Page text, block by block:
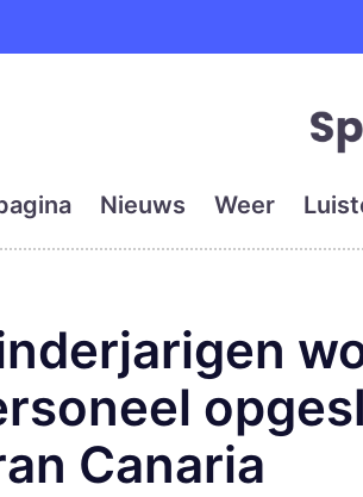
is de eerste
Nieuws Weer
Canaria